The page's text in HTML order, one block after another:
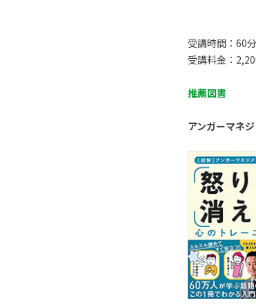
受講時間：60分
受講料金：
推薦図書
アンガーマネ